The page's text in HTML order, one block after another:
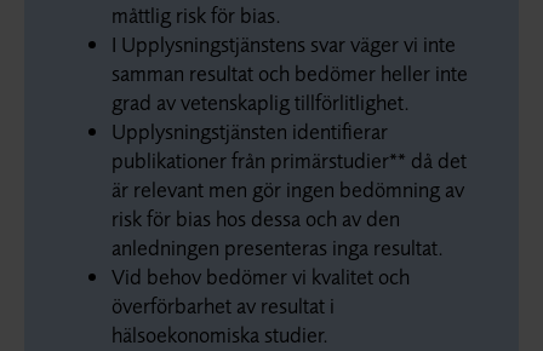
måttlig risk för bias.
I Upplysningstjänstens svar väger vi inte
samman resultat och bedömer heller inte
grad av vetenskaplig tillförlitlighet.
Upplysningstjänsten identifierar
publikationer från primärstudier** då det
är relevant men gör ingen bedömning av
risk för bias hos dessa och av den
anledningen presenteras inga resultat.
Vid behov bedömer vi kvalitet och
överförbarhet av resultat i
hälsoekonomiska studier.